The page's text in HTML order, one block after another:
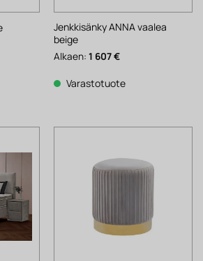
Jenkkisänky ANNA vaalea
beige
Alkaen: 1 607€
Varastotuote